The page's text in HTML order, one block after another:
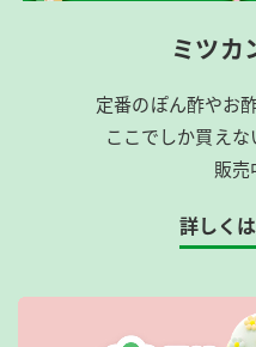
ミツカ
定番のぽん酢やお
ここでしか買え
販売
詳しく